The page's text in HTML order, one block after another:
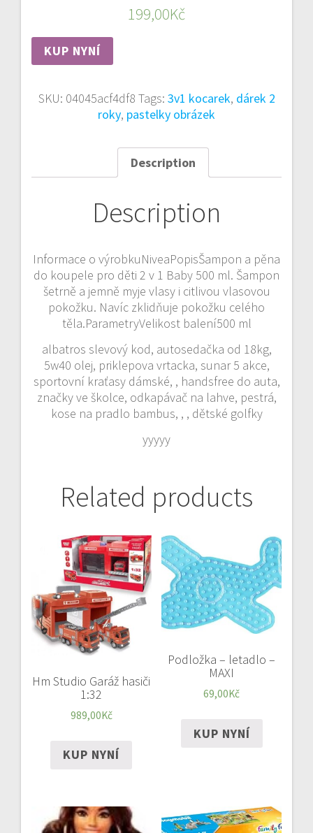
199,00Kč
KUP NYNÍ
SKU: 04045acf4df8 Tags: 3v1 kocarek, dárek 2
roky, pastelky obrázek
Description
Description
Informace o výrobkuNiveaPopisŠampon a pěna
do koupele pro děti 2 v 1 Baby 500 ml. Šampon
šetrně a jemně myje vlasy i citlivou vlasovou
pokožku. Navíc zklidňuje pokožku celého
těla.ParametryVelikost balení500 ml
albatros slevový kod, autosedačka od 18kg,
5w40 olej, priklepova vrtacka, sunar 5 akce,
sportovní kraťasy dámské, , handsfree do auta,
značky ve školce, odkapávač na lahve, pestrá,
kose na pradlo bambus, , , dětské golfky
yyyyy
Related products
Hm Studio Garáž hasiči
1:32
989,00Kč
KUP NYNÍ
Podložka – letadlo –
MAXI
69,00Kč
KUP NYNÍ